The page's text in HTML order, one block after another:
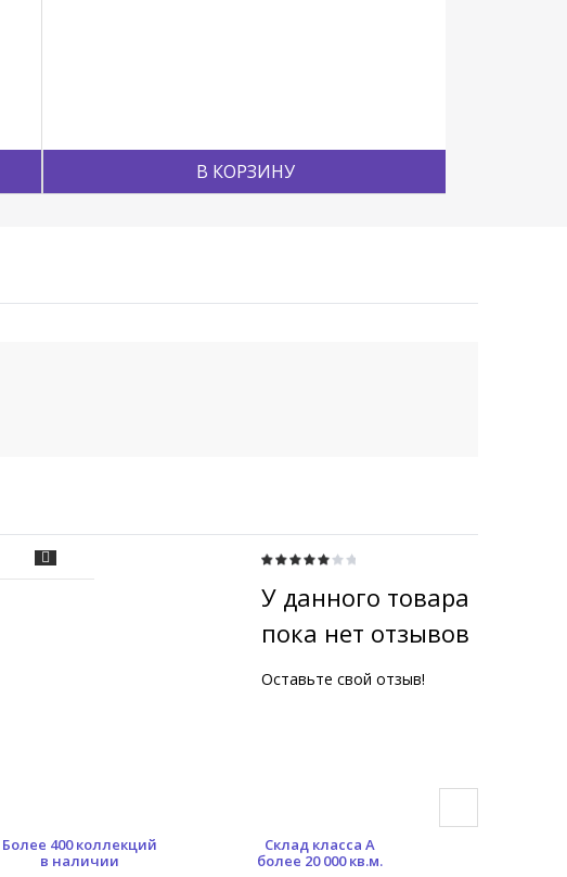
В КОРЗИНУ
У данного товара
пока нет отзывов
Оставьте свой отзыв!
Более 400 коллекций
в наличии
Склад класса А
более 20 000 кв.м.